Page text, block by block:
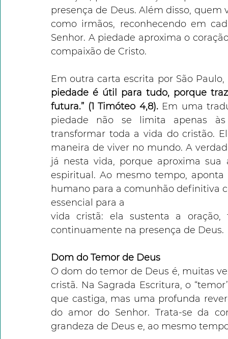
presença de Deus. Além disso, quem
como irmãos, reconhecendo em
Senhor. A piedade aproxima o
compaixão de Cristo.
Em outra carta escrita por São
piedade é útil para tudo, porque
futura.” (1 Timóteo 4,8). Em uma
piedade não se limita apenas às
transformar toda a vida do cristão.
maneira de viver no mundo. A
já nesta vida, porque aproxima
espiritual. Ao mesmo tempo,
humano para a comunhão definitiva
essencial para a
vida cristã: ela sustenta a
continuamente na presença de Deus.
Dom do Temor de Deus
O dom do temor de Deus é, muitas
cristã. Na Sagrada Escritura, o
que castiga, mas uma profunda
do amor do Senhor. Trata-se da
grandeza de Deus e, ao mesmo